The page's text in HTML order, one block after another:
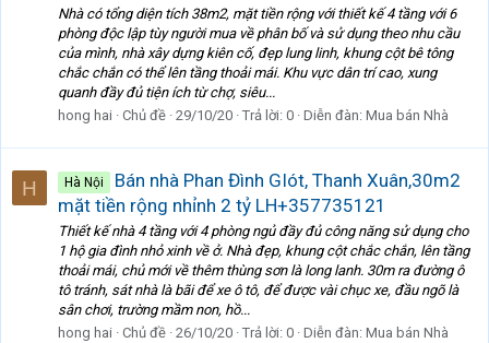
Nhà có tổng diện tích 38m2, mặt tiền rộng với thiết kế 4 tầng với 6
phòng độc lập tùy người mua về phân bố và sử dụng theo nhu cầu
của mình, nhà xây dựng kiên cố, đẹp lung linh, khung cột bê tông
chắc chắn có thể lên tầng thoải mái. Khu vực dân trí cao, xung
quanh đầy đủ tiện ích từ chợ, siêu...
hong hai
Chủ đề 29/10/20 Trả lời: 0 Diễn đàn: Mua bán Nhà
H Hà Nội
Bán nhà Phan Đình GIót, Thanh Xuân,30m2
mặt tiền rộng nhỉnh 2 tỷ LH+357735121
Thiết kế nhà 4 tầng với 4 phòng ngủ đầy đủ công năng sử dụng cho
1 hộ gia đình nhỏ xinh về ở. Nhà đẹp, khung cột chắc chắn, lên tầng
thoải mái, chủ mới về thêm thùng sơn là long lanh. 30m ra đường ô
tô tránh, sát nhà là bãi để xe ô tô, để được vài chục xe, đầu ngõ là
sân chơi, trường mầm non, hồ...
hong hai
Chủ đề 26/10/20 Trả lời: 0 Diễn đàn: Mua bán Nhà